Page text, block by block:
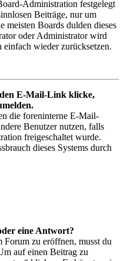
Administration festgelegt
Beiträge, nur um
Boards dulden dieses
oder Administrator wird
einfach wieder zurücksetzen.
E-Mail-Link klicke,
die foreninterne E-Mail-
Benutzer nutzen, falls
freigeschaltet wurde.
dieses Systems durch
eine Antwort?
Forum zu eröffnen, musst du
auf einen Beitrag zu